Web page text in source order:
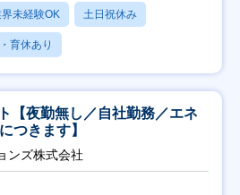
未経験OK 土日祝休み
育休あり
【夜勤無し／自社勤務／エネ
つきます】
ンズ株式会社